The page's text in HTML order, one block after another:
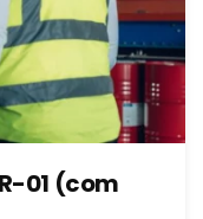
01 (com